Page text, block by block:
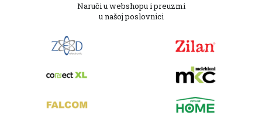
Naruči u webshopu i preuzmi
u našoj poslovnici